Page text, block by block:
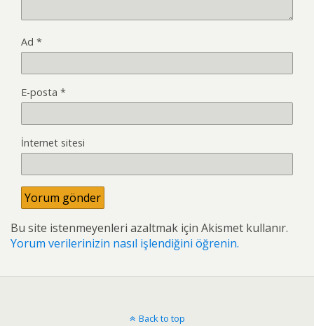
Ad *
E-posta *
İnternet sitesi
Bu site istenmeyenleri azaltmak için Akismet kullanır.
Yorum verilerinizin nasıl işlendiğini öğrenin.
Back to top